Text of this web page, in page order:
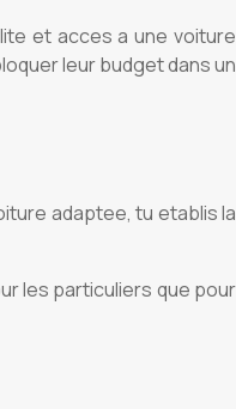
et acces a une voiture
leur budget dans un
adaptee, tu etablis la
les particuliers que pour